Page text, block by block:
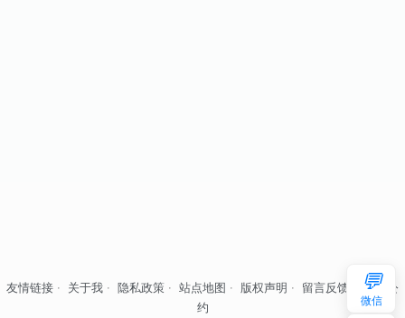
友情链接 · 关于我 · 隐私政策 · 站点地图 · 版权声明 · 留言反馈
自律公
约
💬
微信